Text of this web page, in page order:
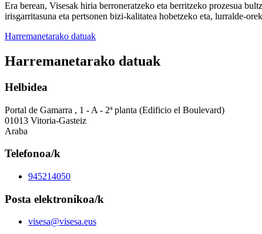
Era berean, Visesak hiria berroneratzeko eta berritzeko prozesua
irisgarritasuna eta pertsonen bizi-kalitatea hobetzeko eta, lurralde-
Harremanetarako datuak
Harremanetarako datuak
Helbidea
Portal de Gamarra , 1 - A - 2ª planta (Edificio el Boulevard)
01013 Vitoria-Gasteiz
Araba
Telefonoa/k
945214050
Posta elektronikoa/k
visesa@visesa.eus